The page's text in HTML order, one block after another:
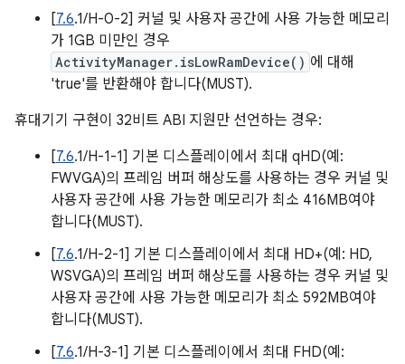
[7.6.1/H-0-2] 커널 및 사용자 공간에 사용 가능한 메모리
가 1GB 미만인 경우
ActivityManager.isLowRamDevice() 에 대해
'true'를 반환해야 합니다(MUST).
휴대기기 구현이 32비트 ABI 지원만 선언하는 경우:
[7.6.1/H-1-1] 기본 디스플레이에서 최대 qHD(예:
FWVGA)의 프레임 버퍼 해상도를 사용하는 경우 커널 및
사용자 공간에 사용 가능한 메모리가 최소 416MB여야
합니다(MUST).
[7.6.1/H-2-1] 기본 디스플레이에서 최대 HD+(예: HD,
WSVGA)의 프레임 버퍼 해상도를 사용하는 경우 커널 및
사용자 공간에 사용 가능한 메모리가 최소 592MB여야
합니다(MUST).
[7.6.1/H-3-1] 기본 디스플레이에서 최대 FHD(예: